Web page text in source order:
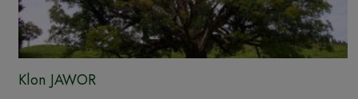
Klon JAWOR